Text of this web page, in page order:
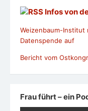
Infos von
Weizenbaum-Institut
Datenspende auf
Bericht vom
Frau führt – ein